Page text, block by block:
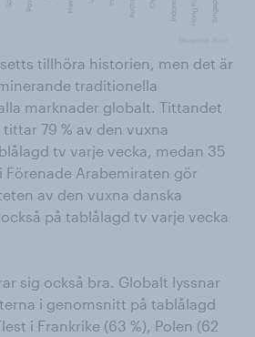
tillhöra historien, men det är
traditionella
marknader globalt. Tittandet
79 % av den vuxna
tv varje vecka, medan 35
Förenade Arabemiraten gör
av den vuxna danska
på tablålagd tv varje vecka
sig också bra. Globalt lyssnar
i genomsnitt på tablålagd
i Frankrike (63 %), Polen (62